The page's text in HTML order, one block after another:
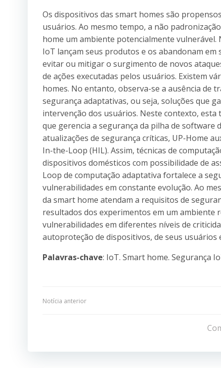
Os dispositivos das smart homes são
usuários. Ao mesmo tempo, a não
home um ambiente potencialmente
IoT lançam seus produtos e os abandonam
evitar ou mitigar o surgimento de novos
de ações executadas pelos usuários. Existem
homes. No entanto, observa-se a ausência de
segurança adaptativas, ou seja, soluções que
intervenção dos usuários. Neste contexto,
que gerencia a segurança da pilha de software
atualizações de segurança críticas, UP-Home
In-the-Loop (HIL). Assim, técnicas de
dispositivos domésticos com possibilidade de
Loop de computação adaptativa fortalece a
vulnerabilidades em constante evolução. Ao
da smart home atendam a requisitos de
resultados dos experimentos em um ambiente
vulnerabilidades em diferentes níveis de
autoproteção de dispositivos, de seus usuários
Palavras-chave: IoT. Smart home. Segurança
Navegação
Post
Notícia anterior